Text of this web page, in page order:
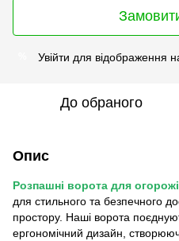
Увійти для відображення
До обраного
Опис
Розпашні ворота для
для стильного та безпечного
простору. Наші ворота
ергономічний дизайн,